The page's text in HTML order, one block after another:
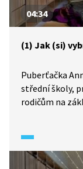
04:34
(1) Jak (si)
Puberťačka
střední školy,
rodičům na